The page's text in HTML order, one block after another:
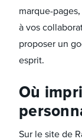
marque-
à vos
proposer un
esprit.
Où
Sur le site de